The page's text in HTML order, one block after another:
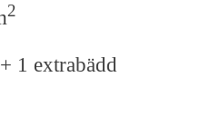
2
1 extrabädd